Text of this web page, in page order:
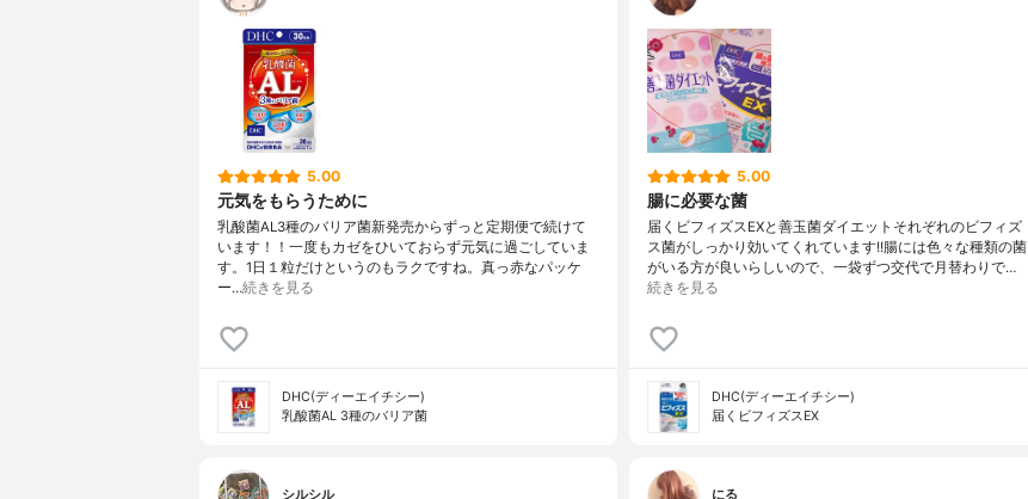
5.00
元気をもらうために
乳酸菌AL3種のバリア菌新発売からずっと定期便で続けて
います！！一度もカゼをひいておらず元気に過ごしていま
す。1日１粒だけというのもラクですね。真っ赤なパッケ
ー…続きを見る
DHC(ディーエイチシー)
乳酸菌AL 3種のバリア菌
5.00
腸に必要な菌
届くビフィズスEXと善玉菌ダイエットそれぞれのビフィズ
ス菌がしっかり効いてくれています!!腸には色々な種類の菌
がいる方が良いらしいので、一袋ずつ交代で月替わりで…
続きを見る
DHC(ディーエイチシー)
届くビフィズスEX
シルシル にる